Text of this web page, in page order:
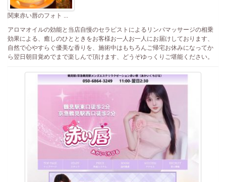
関東赤い唇のフォト ...
アロマオイルの効能と当店自慢のセラピストによるリンパマッサージの相乗
効果による、癒しのひとときをお客様お一人お一人にお届けしております、
自然で心やすらぐ優美な香りを、施術中はもちろんご帰宅お休みになってか
ら翌日朝目覚めでまで楽しんで頂けます、どうぞゆっくりご堪能ください。